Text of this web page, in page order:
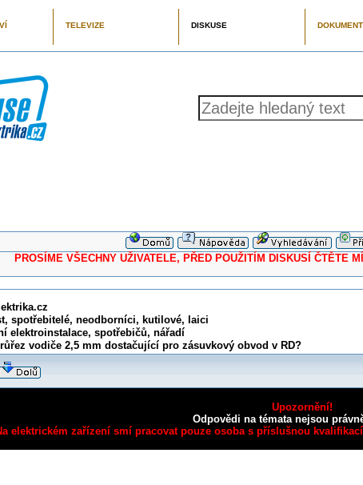
TELEVIZE DISKUSE
VŠECHNY UŽIVATELE, PŘED POUŽITÍM DISKUSÍ ČTĚTE
spotřebitelé, neodborníci, kutilové, laici
elektroinstalace, spotřebičů, nářadí
vodiče 2,5 mm dostačující pro zásuvkový obvod v RD?
Upozornění!
Odpovědi na témata nejsou
elektrickém zařízení smí pracovat pouze osoba s příslušnou